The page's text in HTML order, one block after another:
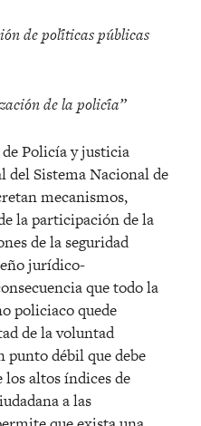
n de politicas publicas
n de la policia”
Policía y justicia
del Sistema Nacional de
mecanismos,
la participación de la
de la seguridad
jurídico-
que todo la
policiaco quede
de la voluntad
punto débil que debe
altos índices de
a las